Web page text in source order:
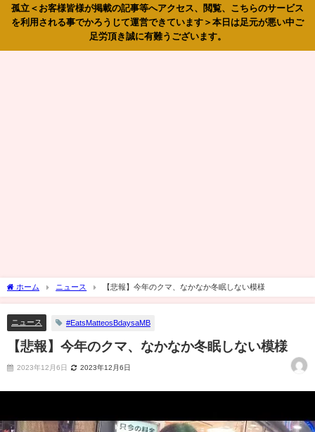
孤立＜お客様皆様が掲載の記事等へアクセス、閲覧、こちらのサービス
を利用される事でかろうじて運営できています＞本日は足元が悪い中ご
足労頂き誠に有難うございます。
ホーム ニュース 【悲報】今年のクマ、なかなか冬眠しない模様
ニュース #EatsMatteosBdaysaMB
【悲報】今年のクマ、なかなか冬眠しない模様
2023年12月6日 2023年12月6日